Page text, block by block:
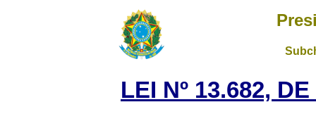
LEI Nº 13.682,